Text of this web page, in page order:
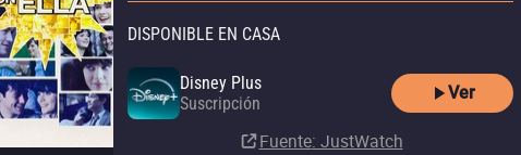
DISPONIBLE EN CASA
Disney Plus
Suscripción
Ver
Fuente: JustWatch